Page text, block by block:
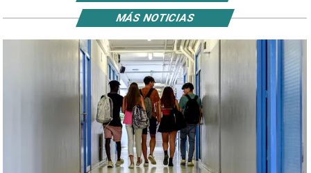
MÁS NOTICIAS